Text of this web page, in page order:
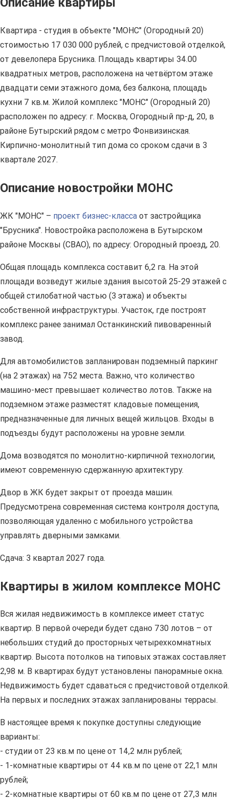
Квартира - студия в объекте "МОНС" (Огородный 20)
стоимостью 17 030 000 рублей, с предчистовой отделкой,
от девелопера Брусника. Площадь квартиры 34.00
квадратных метров, расположена на четвёртом этаже
двадцати семи этажного дома, без балкона, площадь
кухни 7 кв.м. Жилой комплекс "МОНС" (Огородный 20)
расположен по адресу: г. Москва, Огородный пр-д, 20, в
районе Бутырский рядом с метро Фонвизинская.
Кирпично-монолитный тип дома со сроком сдачи в 3
квартале 2027.
Описание новостройки МОНС
ЖК "МОНС" – проект бизнес-класса от застройщика
"Брусника". Новостройка расположена в Бутырском
районе Москвы (СВАО), по адресу: Огородный проезд, 20.
Общая площадь комплекса составит 6,2 га. На этой
площади возведут жилые здания высотой 25-29 этажей с
общей стилобатной частью (3 этажа) и объекты
собственной инфраструктуры. Участок, где построят
комплекс ранее занимал Останкинский пивоваренный
завод.
Для автомобилистов запланирован подземный паркинг
(на 2 этажах) на 752 места. Важно, что количество
машино-мест превышает количество лотов. Также на
подземном этаже разместят кладовые помещения,
предназначенные для личных вещей жильцов. Входы в
подъезды будут расположены на уровне земли.
Дома возводятся по монолитно-кирпичной технологии,
имеют современную сдержанную архитектуру.
Двор в ЖК будет закрыт от проезда машин.
Предусмотрена современная система контроля доступа,
позволяющая удаленно с мобильного устройства
управлять дверными замками.
Сдача: 3 квартал 2027 года.
Квартиры в жилом комплексе МОНС
Вся жилая недвижимость в комплексе имеет статус
квартир. В первой очереди будет сдано 730 лотов – от
небольших студий до просторных четырехкомнатных
квартир. Высота потолков на типовых этажах составляет
2,98 м. В квартирах будут установлены панорамные окна.
Недвижимость будет сдаваться с предчистовой отделкой.
На первых и последних этажах запланированы террасы.
В настоящее время к покупке доступны следующие
варианты:
- студии от 23 кв.м по цене от 14,2 млн рублей;
- 1-комнатные квартиры от 44 кв.м по цене от 22,1 млн
рублей;
- 2-комнатные квартиры от 60 кв.м по цене от 27,3 млн